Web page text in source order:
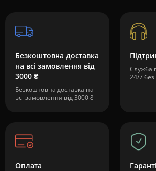
Безкоштовна доставка
на всі замовлення від
3000 ₴
Безкоштовна доставка на
всі замовлення від 3000 ₴
Служба
24/7 без
Оплата